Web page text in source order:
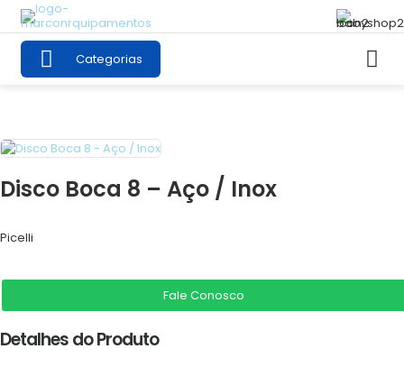
Categorias
Disco Boca 8 – Aço / Inox
Picelli
Fale Conosco
Detalhes do Produto